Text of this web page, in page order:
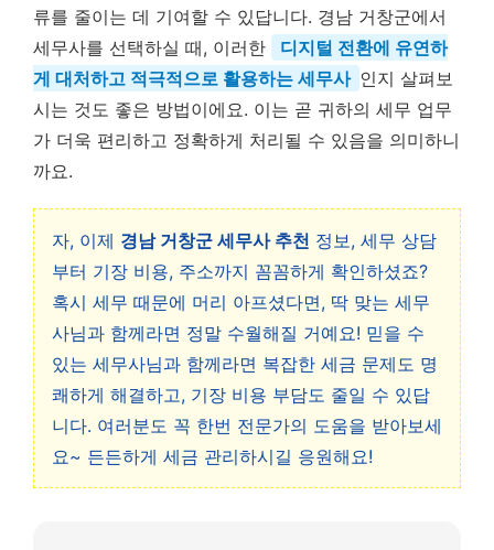
류를 줄이는 데 기여할 수 있답니다. 경남 거창군에서
세무사를 선택하실 때, 이러한
디지털 전환에 유연하
게 대처하고 적극적으로 활용하는 세무사 인지 살펴보
시는 것도 좋은 방법이에요. 이는 곧 귀하의 세무 업무
가 더욱 편리하고 정확하게 처리될 수 있음을 의미하니
까요.
자, 이제 경남 거창군 세무사 추천 정보, 세무 상담
부터 기장 비용, 주소까지 꼼꼼하게 확인하셨죠?
혹시 세무 때문에 머리 아프셨다면, 딱 맞는 세무
사님과 함께라면 정말 수월해질 거예요! 믿을 수
있는 세무사님과 함께라면 복잡한 세금 문제도 명
쾌하게 해결하고, 기장 비용 부담도 줄일 수 있답
니다. 여러분도 꼭 한번 전문가의 도움을 받아보세
요~ 든든하게 세금 관리하시길 응원해요!